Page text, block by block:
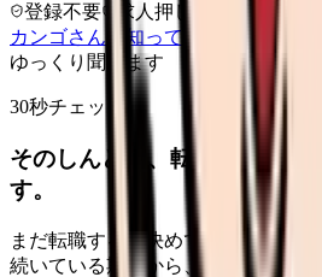
登録不要 求人押し売りなし
病
カンゴさんを知ってから相談する
ゆっくり聞きます
30秒チェック
そのしんどさ、転職すべきサ
す。
まだ転職すると決めていなくても
続いている期間から、次に見るべ